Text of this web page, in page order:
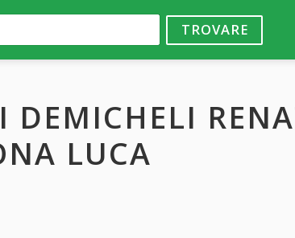
TROVARE
DEMICHELI
LUCA